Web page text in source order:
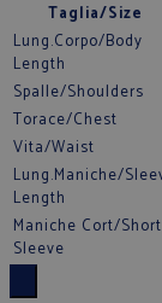
Taglia/Size
Lung.Corpo/Body
Length
Spalle/Shoulders
Torace/Chest
Vita/Waist
Lung.Maniche/
Length
Maniche Cort/Short
Sleeve